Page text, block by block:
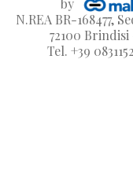
by
N.REA BR-168477,
72100
Tel. +39